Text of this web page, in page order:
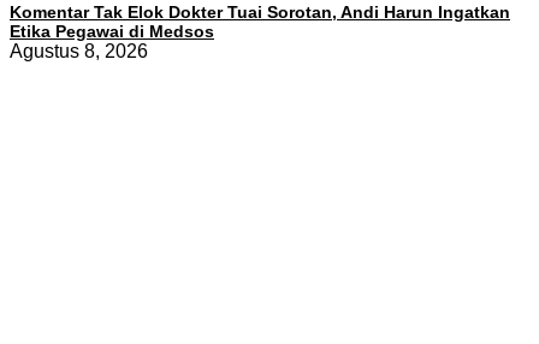
Komentar Tak Elok Dokter Tuai Sorotan, Andi Harun Ingatkan
Etika Pegawai di Medsos
Agustus 8, 2026